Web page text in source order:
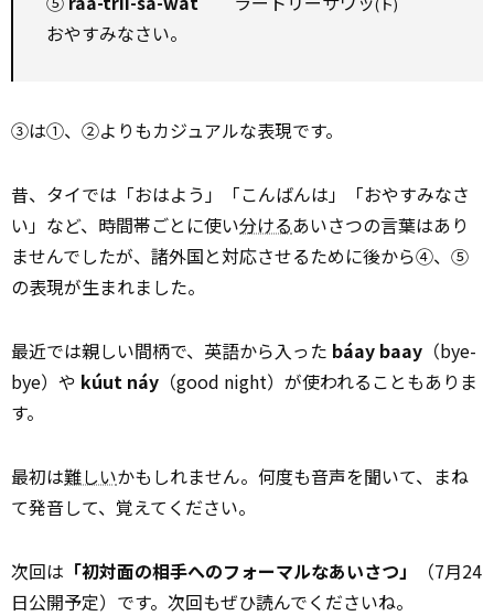
おやすみなさい。
③は①、②よりもカジュアルな表現です。
昔、タイでは「おはよう」「こんばんは」「おやすみなさ
い」など、時間帯ごとに使い分けるあいさつの言葉はあり
ませんでしたが、諸外国と対応させるために後から④、⑤
の表現が生まれました。
最近では親しい間柄で、英語から入った báay baay （bye-
bye）や kúut náy （good night）が使われることもありま
す。
最初は難しいかもしれません。何度も音声を聞いて、まね
て発音して、覚えてください。
次回は 「初対面の相手へのフォーマルなあいさつ」
（7月24
日公開予定）です。次回もぜひ読んでくださいね。